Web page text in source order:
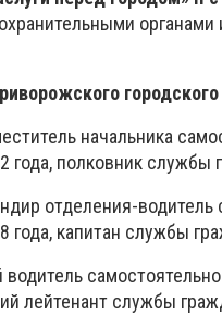
органами
городского
начальника
полковник службы
отделения-
капитан службы
лейтенант службы